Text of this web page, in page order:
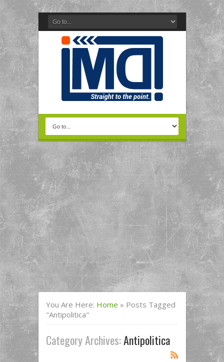
You Are Here: Home » Posts Tagged
"antipolitica"
Category Archives:Antipolitica